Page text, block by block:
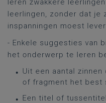
leren zwakkere
leerlingen, zonder dat je
inspanningen moest
- Enkele suggesties van
het onderwerp te leren
Uit een aantal
of fragment het best
Een titel of